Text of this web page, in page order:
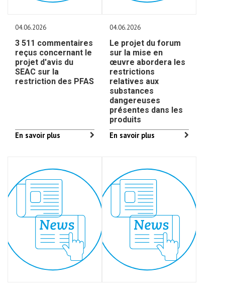
04.06.2026
3 511 commentaires
reçus concernant le
projet d'avis du
SEAC sur la
restriction des PFAS
En savoir plus
04.06.2026
Le projet du forum
sur la mise en
œuvre abordera les
restrictions
relatives aux
substances
dangereuses
présentes dans les
produits
En savoir plus